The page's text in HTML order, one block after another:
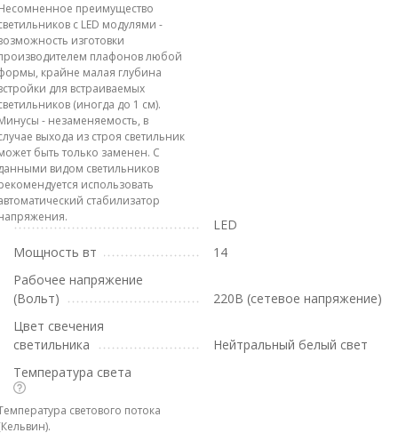
преимущество
с LED модулями -
изготовки
плафонов любой
крайне малая глубина
для встраиваемых
(иногда до 1 см).
- незаменяемость, в
выхода из строя светильник
быть только заменен. С
видом светильников
использовать
стабилизатор
LED
Мощность вт
14
Рабочее напряжение
(Вольт)
220В (сетевое напряжение)
Цвет свечения
светильника
Нейтральный белый свет
Температура света
светового потока